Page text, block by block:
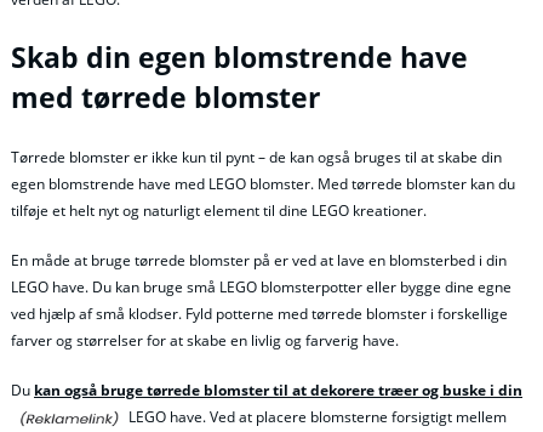
Skab din egen blomstrende have
med tørrede blomster
Tørrede blomster er ikke kun til pynt – de kan også bruges til at skabe din
egen blomstrende have med LEGO blomster. Med tørrede blomster kan du
tilføje et helt nyt og naturligt element til dine LEGO kreationer.
En måde at bruge tørrede blomster på er ved at lave en blomsterbed i din
LEGO have. Du kan bruge små LEGO blomsterpotter eller bygge dine egne
ved hjælp af små klodser. Fyld potterne med tørrede blomster i forskellige
farver og størrelser for at skabe en livlig og farverig have.
Du kan også bruge tørrede blomster til at dekorere træer og buske i din
LEGO have. Ved at placere blomsterne forsigtigt mellem